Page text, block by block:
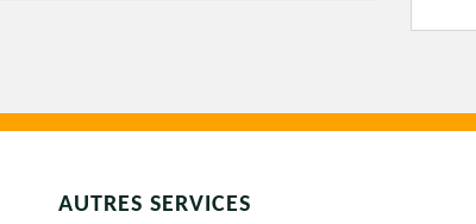
AUTRES SERVICES